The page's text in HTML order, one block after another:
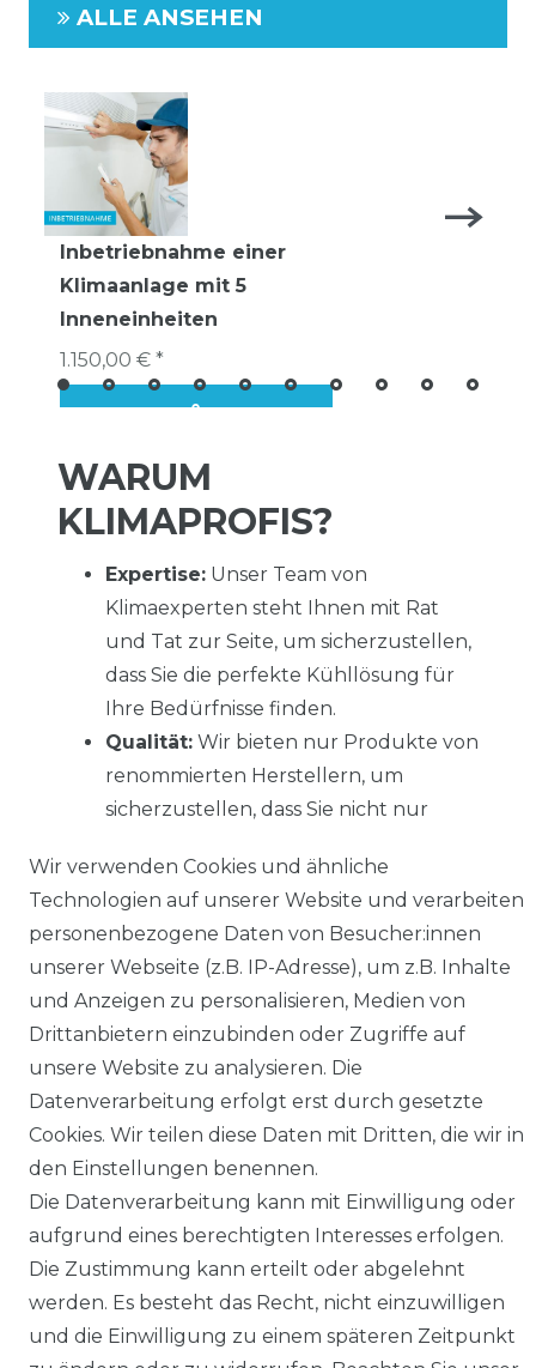
ALLE ANSEHEN
Inbetriebnahme einer
Klimaanlage mit 5
Inneneinheiten
1.150,00 € *
WARUM
KLIMAPROFIS?
Expertise: Unser Team von
Klimaexperten steht Ihnen mit Rat
und Tat zur Seite, um sicherzustellen,
dass Sie die perfekte Kühllösung für
Ihre Bedürfnisse finden.
Qualität: Wir bieten nur Produkte von
renommierten Herstellern, um
sicherzustellen, dass Sie nicht nur
Langlebigkeit genießen.
Stilvolles Design: Wir glauben, dass
Klimakontrolle nicht auf Kosten des
Stils gehen muss. Unsere Geräte sind
so gestaltet, dass sie sich harmonisch in
Ihr Ambiente einfügen.
Hinweise:
Energieeffizienzklasse: Skala von A (am effizientesten) bis G (am
wenigsten effizient). Saisonale Effizienz (gemäß EN14825)
Näherungswert für den jährlichen Energieverbrauch bei
durchschnittlich 500 Betriebsstunden
Kühlleistung, definiert als Kühlkapazität des Geräts in kW im
Kühlbetrieb
Wir verwenden Cookies und ähnliche
Technologien auf unserer Website und verarbeiten
personenbezogene Daten von Besucher:innen
unserer Webseite (z.B. IP-Adresse), um z.B. Inhalte
und Anzeigen zu personalisieren, Medien von
Drittanbietern einzubinden oder Zugriffe auf
unsere Website zu analysieren. Die
Datenverarbeitung erfolgt erst durch gesetzte
Cookies. Wir teilen diese Daten mit Dritten, die wir in
den Einstellungen benennen.
Die Datenverarbeitung kann mit Einwilligung oder
aufgrund eines berechtigten Interesses erfolgen.
Die Zustimmung kann erteilt oder abgelehnt
werden. Es besteht das Recht, nicht einzuwilligen
und die Einwilligung zu einem späteren Zeitpunkt